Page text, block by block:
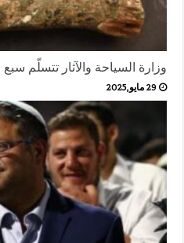
وزارة السياحة والآثار تتسلّم
29 مايو,2025